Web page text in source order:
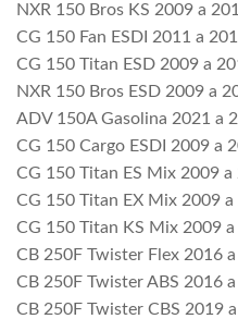
NXR 150 Bros KS 2009 a
CG 150 Fan ESDI 2011 a
CG 150 Titan ESD 2009 a
NXR 150 Bros ESD 2009 a
ADV 150A Gasolina 2021 a
CG 150 Cargo ESDI 2009 a
CG 150 Titan ES Mix 2009 a
CG 150 Titan EX Mix 2009 a
CG 150 Titan KS Mix 2009 a
CB 250F Twister Flex 2016
CB 250F Twister ABS 2016
CB 250F Twister CBS 2019